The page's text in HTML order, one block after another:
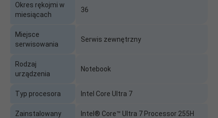
Okres rękojmi w
miesiącach
36
Miejsce
serwisowania
Serwis zewnętrzny
Rodzaj
urządzenia
Notebook
Typ procesora Intel Core Ultra 7
Zainstalowany
Intel® Core™ Ultra 7 Processor 255H